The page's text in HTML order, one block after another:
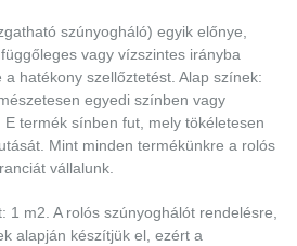
szúnyogháló) egyik előnye,
vagy vízszintes irányba
hatékony szellőztetést. Alap színek:
egyedi színben vagy
termék sínben fut, mely tökéletesen
Mint minden termékünkre a rolós
vállalunk.
1 m2. A rolós szúnyoghálót rendelésre,
alapján készítjük el, ezért a